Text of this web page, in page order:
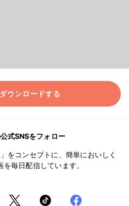
ウンロードする
式SNSをフォロー
をコンセプトに、簡単においしく
毎日配信しています。